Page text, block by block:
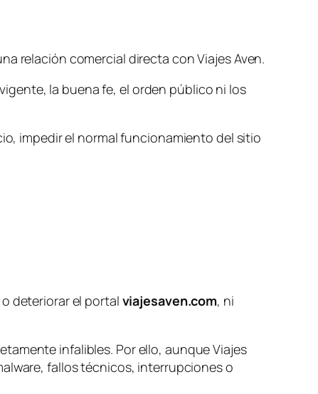
relación comercial directa con Viajes Aven.
la buena fe, el orden público ni los
impedir el normal funcionamiento del sitio
deteriorar el portal viajesaven.com, ni
infalibles. Por ello, aunque Viajes
fallos técnicos, interrupciones o